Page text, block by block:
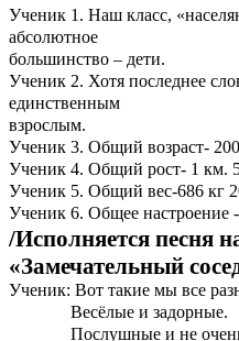
Ученик 1. Наш класс,
абсолютное
большинство – дети.
Ученик 2. Хотя последнее
единственным
взрослым.
Ученик 3. Общий возраст-
Ученик 4. Общий рост- 1 км.
Ученик 5. Общий вес-686 кг
Ученик 6. Общее настроение -
/Исполняется песня
«Замечательный
Ученик: Вот такие мы все
Весёлые и задорные.
Послушные и не